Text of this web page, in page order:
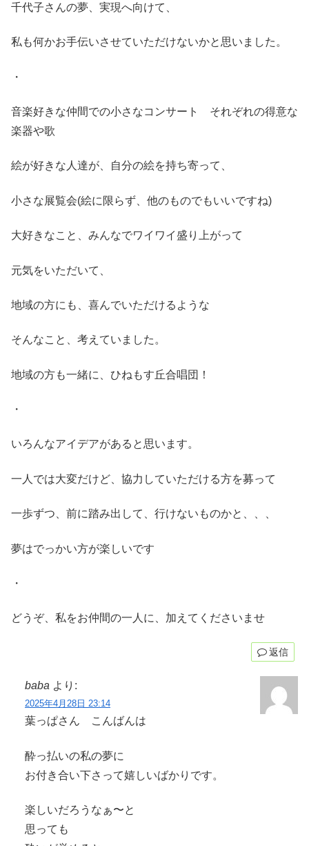
千代子さんの夢、実現へ向けて、
私も何かお手伝いさせていただけないかと思いました。
・
音楽好きな仲間での小さなコンサート それぞれの得意な
楽器や歌
絵が好きな人達が、自分の絵を持ち寄って、
小さな展覧会(絵に限らず、他のものでもいいですね)
大好きなこと、みんなでワイワイ盛り上がって
元気をいただいて、
地域の方にも、喜んでいただけるような
そんなこと、考えていました。
地域の方も一緒に、ひねもす丘合唱団！
・
いろんなアイデアがあると思います。
一人では大変だけど、協力していただける方を募って
一歩ずつ、前に踏み出して、行けないものかと、、、
夢はでっかい方が楽しいです
・
どうぞ、私をお仲間の一人に、加えてくださいませ
返信
baba より:
2025年4月28日 23:14
葉っぱさん こんばんは
酔っ払いの私の夢に
お付き合い下さって嬉しいばかりです。
楽しいだろうなぁ〜と
思っても